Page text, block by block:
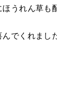
うれん草も
でくれまし